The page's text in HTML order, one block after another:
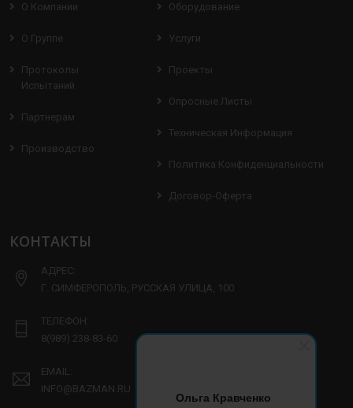
Ольга Кравченко
О Компании
О Группе
Протоколы
Испытаний
Партнерам
Производство
Оборудование
Услуги
Проекты
Опросные Листы
Техническая Информация
Политика Конфиденциальности
Договор-Оферта
КОНТАКТЫ
АДРЕС:
Г. СИМФЕРОПОЛЬ, РУССКАЯ УЛИЦА, 100
ТЕЛЕФОН:
8(989) 238-83-60
EMAIL:
INFO@BAZMAN.RU